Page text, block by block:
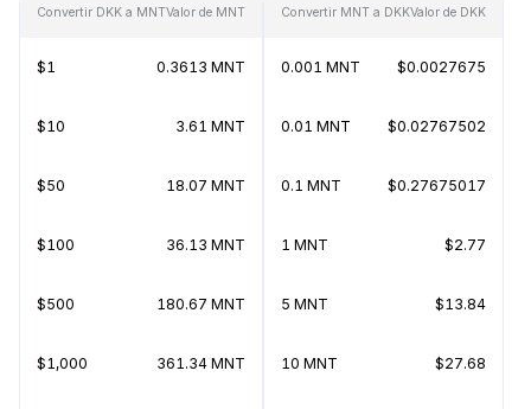
Convertir DKK a MNTValor de MNT
$1 0.3613 MNT
$10 3.61 MNT
$50 18.07 MNT
$100 36.13 MNT
$500 180.67 MNT
$1,000 361.34 MNT
Convertir MNT a DKKValor de DKK
0.001 MNT $0.0027675
0.01 MNT $0.02767502
0.1 MNT $0.27675017
1 MNT $2.77
5 MNT $13.84
10 MNT $27.68